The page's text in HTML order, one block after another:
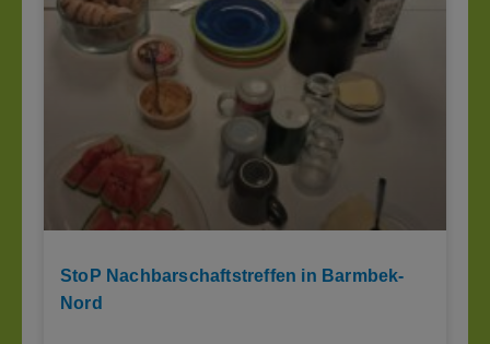
StoP Nachbarschaftstreffen in Barmbek-
Nord